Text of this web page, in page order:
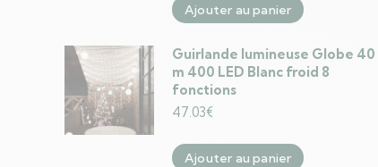
Ajouter au panier
Guirlande lumineuse Globe 40
m 400 LED Blanc froid 8
fonctions
47.03€
Ajouter au panier